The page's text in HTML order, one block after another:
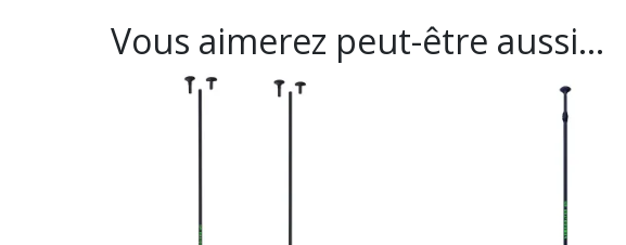
Vous aimerez peut-être aussi…